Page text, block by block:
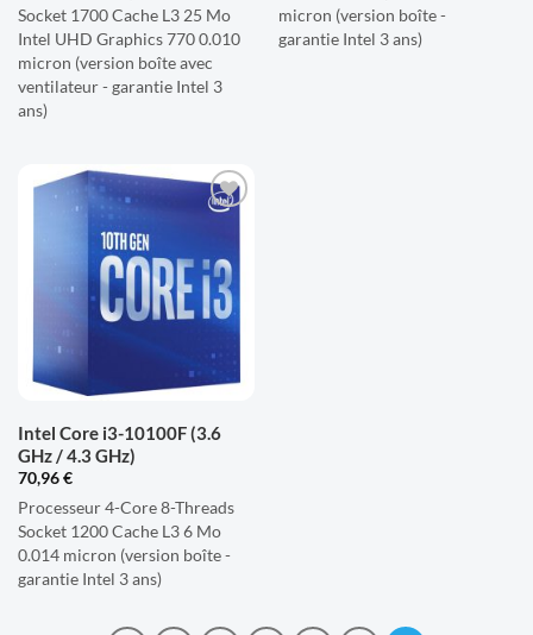
Socket 1700 Cache L3 25 Mo
Intel UHD Graphics 770 0.010
micron (version boîte avec
ventilateur - garantie Intel 3
ans)
micron (version boîte -
garantie Intel 3 ans)
LISTE
D'ENVIES
Intel Core i3-10100F (3.6
GHz / 4.3 GHz)
70,96€
Processeur 4-Core 8-Threads
Socket 1200 Cache L3 6 Mo
0.014 micron (version boîte -
garantie Intel 3 ans)